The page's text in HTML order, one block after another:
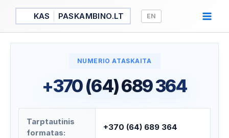
Pereiti
turinio
KAS PASKAMBINO.LT EN
NUMERIO ATASKAITA
+370 (64) 689 364
Tarptautinis
formatas:
+370 (64) 689 364